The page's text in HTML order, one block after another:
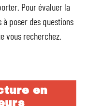
Pour évaluer la
à poser des questions
vous recherchez.
en